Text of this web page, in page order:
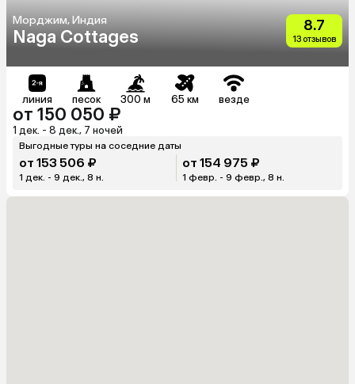
Морджим, Индия
Naga Cottages
8.7
13 отзывов
линия песок 300 м 65 км везде
от 150 050 ₽
1 дек. - 8 дек., 7 ночей
Выгодные туры на соседние даты
от 153 506 ₽
1 дек. - 9 дек., 8 н.
от 154 975 ₽
1 февр. - 9 февр., 8 н.